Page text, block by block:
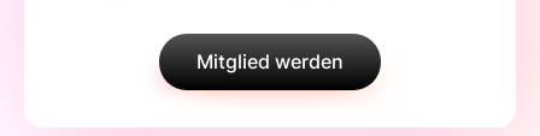
Mitglied werden